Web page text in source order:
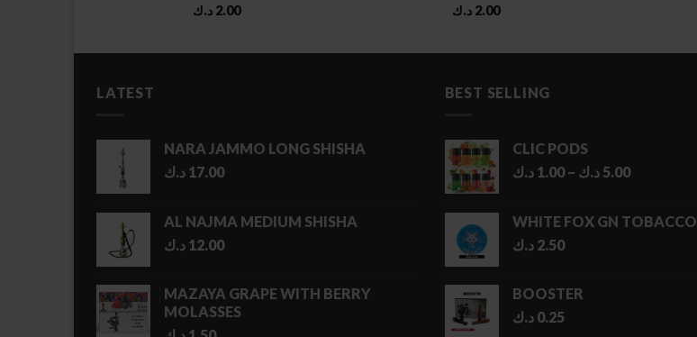
2.00 د.ك 2.00 د.ك
LATEST
NARA JAMMO LONG SHISHA
17.00 د.ك
AL NAJMA MEDIUM SHISHA
12.00 د.ك
MAZAYA GRAPE WITH BERRY
MOLASSES
BEST SELLING
CLIC PODS
1.00 د.ك – 5.00 د.ك
Price
through
WHITE FOX GN TOBACCO
2.50 د.ك
BOOSTER
0.25 د.ك